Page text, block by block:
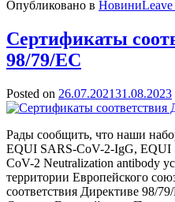
Опубликовано в Новини
Сертификаты
98/79/ЕС
Posted on 26.07.202131.08.2023
Рады сообщить, что наши
EQUI SARS-CoV-2-IgG,
CoV-2 Neutralization antibody
территории Европейского
соответствия Директиве 98/